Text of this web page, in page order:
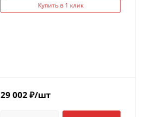
Купить в 1 клик
29 002₽/шт